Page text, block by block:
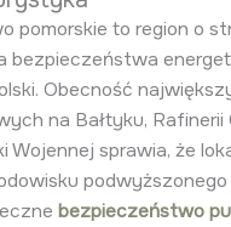
pomorskie to region o
bezpieczeństwa
Obecność
na Bałtyku, Rafinerii
Wojennej sprawia, że
bezpieczeństwo